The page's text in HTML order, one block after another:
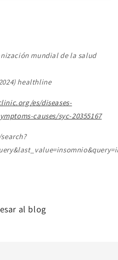
mundial de la salud
healthline
es/diseases-
causes/syc-20355167
al blog